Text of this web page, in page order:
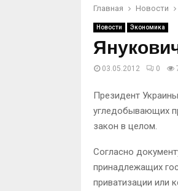
Главная Новости
Новости Экономика
03.05.2012 0
Президент
угледобывающих
закон в целом.
Согласно
принадлежащих
приватизации или